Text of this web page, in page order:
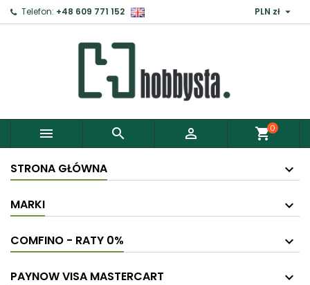
Telefon: +48 609 771 152 PLN zł 
   shopping_cart0
STRONA GŁÓWNA
MARKI
COMFINO - RATY 0%
PAYNOW VISA MASTERCART